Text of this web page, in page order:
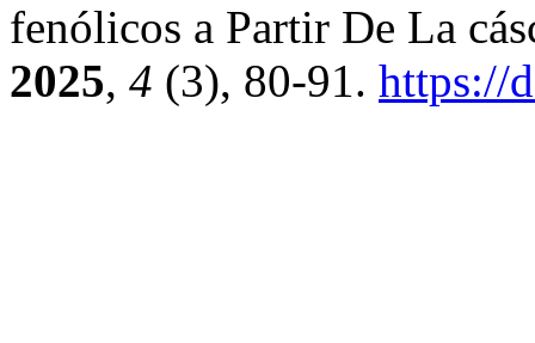
fenólicos a Partir De La
2025, 4 (3), 80-91. https://